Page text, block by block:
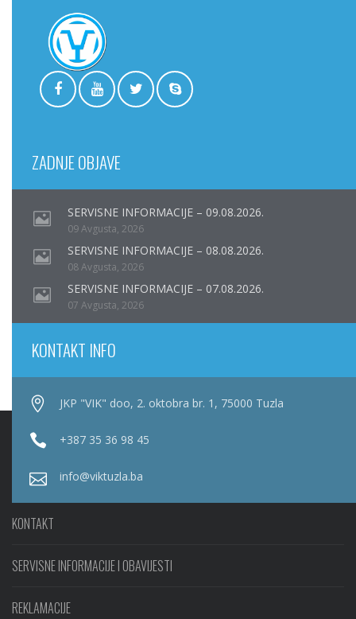
ZADNJE OBJAVE
SERVISNE INFORMACIJE – 09.08.2026.
09 Avgusta, 2026
SERVISNE INFORMACIJE – 08.08.2026.
08 Avgusta, 2026
SERVISNE INFORMACIJE – 07.08.2026.
07 Avgusta, 2026
KONTAKT INFO
JKP "VIK" doo, 2. oktobra br. 1, 75000 Tuzla
+387 35 36 98 45
info@viktuzla.ba
KONTAKT
SERVISNE INFORMACIJE I OBAVIJESTI
REKLAMACIJE